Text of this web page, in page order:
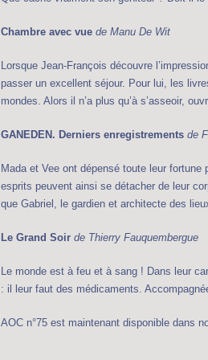
Chambre avec vue de Manu De Wit
Lorsque Jean-François découvre
passer un excellent séjour. Pour lui, les
mondes. Alors il n’a plus qu’à s’asseoir,
GANEDEN. Derniers enregistrements de
Mada et Vee ont dépensé toute leur
esprits peuvent ainsi se détacher de leur
que Gabriel, le gardien et architecte des
Le Grand Soir de Thierry Fauquembergue
Le monde est à feu et à sang ! Dans leur
: il leur faut des médicaments.
AOC n°75 est maintenant disponible dans